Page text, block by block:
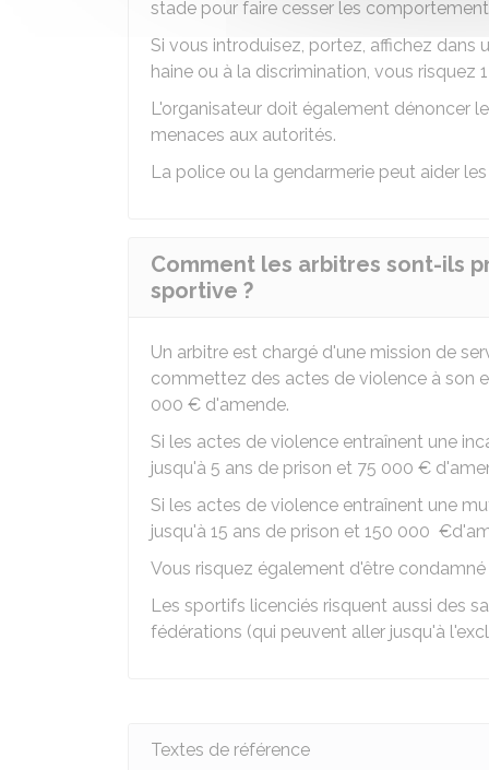
stade pour faire cesser les
Si vous introduisez, portez, affichez dans
haine ou à la discrimination, vous risquez
L'organisateur doit également dénoncer
menaces aux autorités.
La police ou la gendarmerie peut aider
Comment les arbitres sont-ils
sportive ?
Un arbitre est chargé d'une mission de
commettez des actes de violence à son
000 € d'amende.
Si les actes de violence entraînent une
jusqu'à 5 ans de prison et 75 000 €
Si les actes de violence entraînent une
jusqu'à 15 ans de prison et 150 000 €
Vous risquez également d'être condamné
Les sportifs licenciés risquent aussi des
fédérations (qui peuvent aller jusqu'à
Textes de référence